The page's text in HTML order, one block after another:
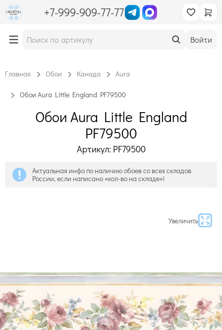
+7-999-909-77-77
Войти
Главная Обои Канада Aura
Обои Aura Little England PF79500
Обои Aura Little England
PF79500
Артикул: PF79500
Актуальная инфо по наличию обоев со всех складов
России, если написано «кол-во на складе»!
Увеличить